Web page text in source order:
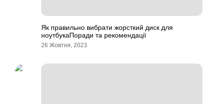
Як правильно вибрати жорсткий диск для
ноутбукаПоради та рекомендації
26 Жовтня, 2023